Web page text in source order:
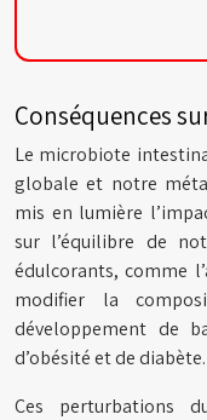
Conséquences
Le microbiote
globale et notre
mis en lumière
sur l’équilibre de
édulcorants, comme
modifier la
développement de
d’obésité et de diabète.
Ces perturbations